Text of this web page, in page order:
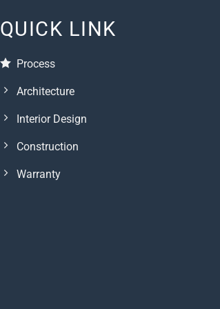
QUICK LINK
Process
Architecture
Interior Design
Construction
Warranty